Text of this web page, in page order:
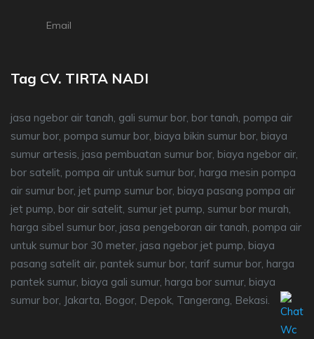
Email
Tag CV. TIRTA NADI
jasa ngebor air tanah, gali sumur bor, bor tanah, pompa air
sumur bor, pompa sumur bor, biaya bikin sumur bor, biaya
sumur artesis, jasa pembuatan sumur bor, biaya ngebor air,
bor satelit, pompa air untuk sumur bor, harga mesin pompa
air sumur bor, jet pump sumur bor, biaya pasang pompa air
jet pump, bor air satelit, sumur jet pump, sumur bor murah,
harga sibel sumur bor, jasa pengeboran air tanah, pompa air
untuk sumur bor 30 meter, jasa ngebor jet pump, biaya
pasang satelit air, pantek sumur bor, tarif sumur bor, harga
pantek sumur, biaya gali sumur, harga bor sumur, biaya
sumur bor, Jakarta, Bogor, Depok, Tangerang, Bekasi.